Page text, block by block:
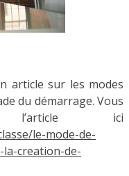
article sur les modes
du démarrage. Vous
l’article ici
le-mode-de-
creation-de-